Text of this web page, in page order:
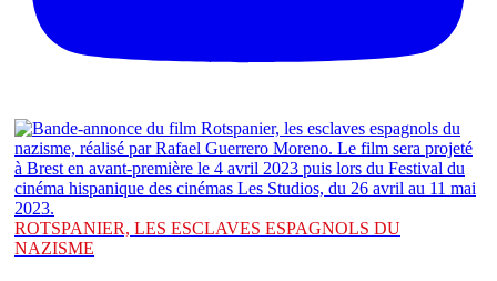
ROTSPANIER, LES ESCLAVES ESPAGNOLS DU
NAZISME